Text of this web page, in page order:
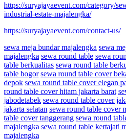
https://suryajayaevent.com/category/
industrial-estate-majalengka/
https://suryajayaevent.com/contact-us/
sewa meja bundar majalengka sewa
majalengka sewa round table sewa
table berkualitas sewa round table
table bogor sewa round table cover
depok sewa round table cover elegan
round table cover hitam jakarta barat
jabodetabek sewa round table cover
jakarta selatan sewa round table cover
table cover tanggerang sewa round
majalengka sewa round table kertajati
majalengka